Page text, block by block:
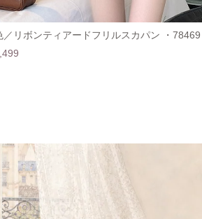
／リボンティアードフリルスカパン ・78469